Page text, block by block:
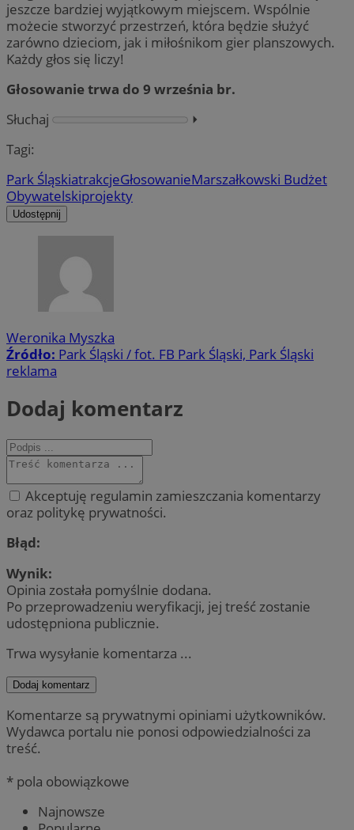
jeszcze bardziej wyjątkowym miejscem. Wspólnie
możecie stworzyć przestrzeń, która będzie służyć
zarówno dzieciom, jak i miłośnikom gier planszowych.
Każdy głos się liczy!
Głosowanie trwa do 9 września br.
Słuchaj
⏵︎
Tagi:
Park ŚląskiatrakcjeGłosowanieMarszałkowski Budżet
Obywatelskiprojekty
Udostępnij
Weronika Myszka
Źródło: Park Śląski / fot. FB Park Śląski, Park Śląski
reklama
Dodaj komentarz
Akceptuję regulamin zamieszczania komentarzy
oraz politykę prywatności.
Błąd:
Wynik:
Opinia została pomyślnie dodana.
Po przeprowadzeniu weryfikacji, jej treść zostanie
udostępniona publicznie.
Trwa wysyłanie komentarza ...
Dodaj komentarz
Komentarze są prywatnymi opiniami użytkowników.
Wydawca portalu nie ponosi odpowiedzialności za
treść.
* pola obowiązkowe
Najnowsze